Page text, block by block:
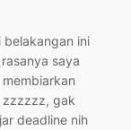
belakangan ini
saya
zzzzzz, gak
deadline nih